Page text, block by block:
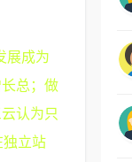
展成为
总；做
认为只
独立站